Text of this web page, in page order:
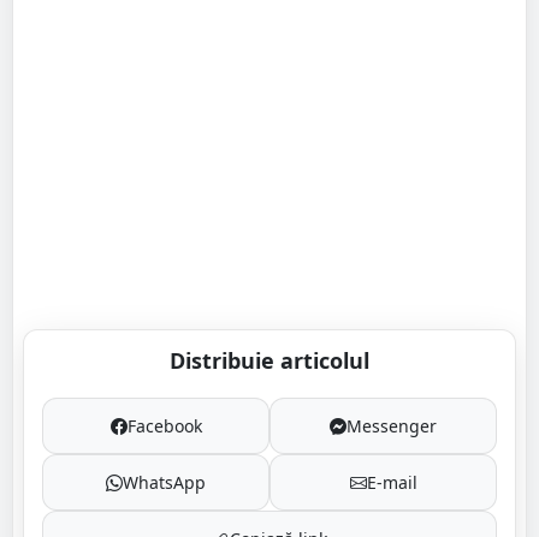
Distribuie articolul
Facebook Messenger
WhatsApp E-mail